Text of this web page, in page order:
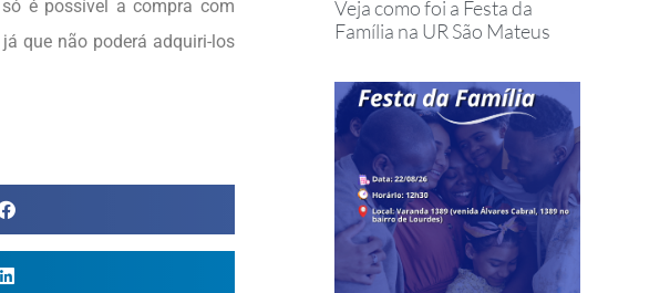
é possível a compra com
que não poderá adquiri-los
Veja como foi a Festa da
Família na UR São Mateus